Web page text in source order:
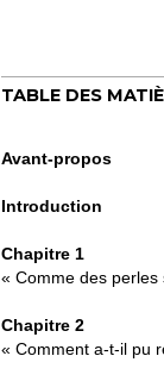
TABLE DES
Avant-propos
Introduction
Chapitre 1
« Comme des
Chapitre 2
« Comment a-t-il pu